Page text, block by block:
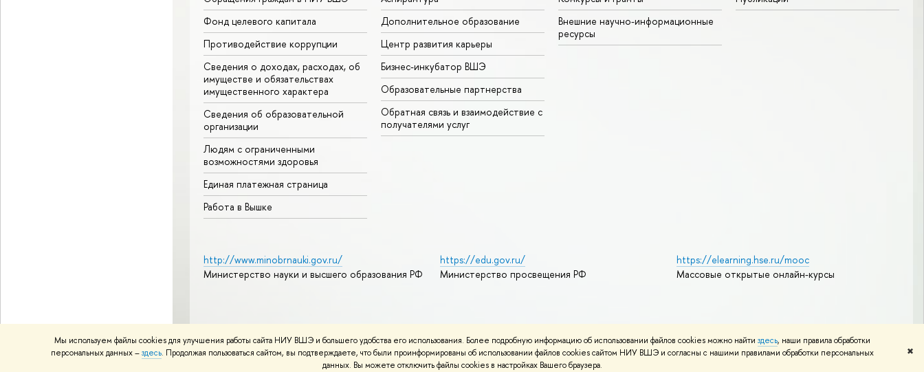
Мы используем файлы cookies для улучшения работы сайта НИУ ВШЭ и большего удобства его использования. Более подробную информацию об использовании файлов cookies можно найти здесь, наши правила обработки
персональных данных –здесь. Продолжая пользоваться сайтом, вы подтверждаете, что были проинформированы об использовании файлов cookies сайтом НИУ ВШЭ и согласны с нашими правилами обработки персональных
данных. Вы можете отключить файлы cookies в настройках Вашего браузера.
✖
Фонд целевого капитала
Противодействие коррупции
Сведения о доходах, расходах, об
имуществе и обязательствах
имущественного характера
Сведения об образовательной
организации
Людям с ограниченными
возможностями здоровья
Единая платежная страница
Работа в Вышке
Дополнительное образование
Центр развития карьеры
Бизнес-инкубатор ВШЭ
Образовательные партнерства
Обратная связь и взаимодействие с
получателями услуг
Внешние научно-информационные
ресурсы
http://www.minobrnauki.gov.ru/
Министерство науки и высшего образования РФ
https://edu.gov.ru/
Министерство просвещения РФ
https://elearning.hse.ru/mooc
Массовые открытые онлайн-курсы
Политика конфиденциальностиКарта сайта